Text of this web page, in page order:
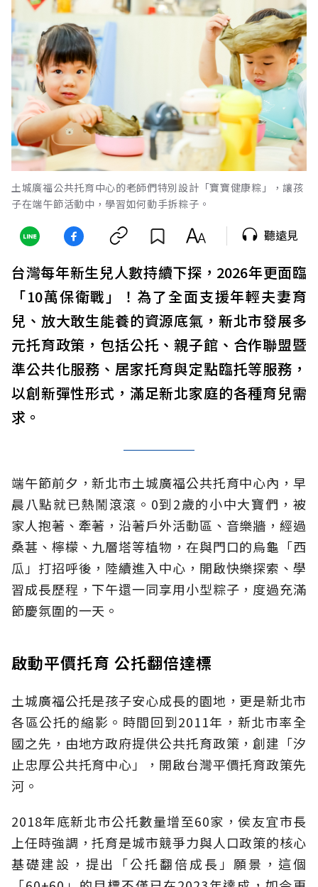
土城廣福公共托育中心的老師們特別設計「寶寶健康粽」，讓孩
子在端午節活動中，學習如何動手拆粽子。
聽遠見
台灣每年新生兒人數持續下探，2026年更面臨
「10萬保衛戰」！為了全面支援年輕夫妻育
兒、放大敢生能養的資源底氣，新北市發展多
元托育政策，包括公托、親子館、合作聯盟暨
準公共化服務、居家托育與定點臨托等服務，
以創新彈性形式，滿足新北家庭的各種育兒需
求。
端午節前夕，新北市土城廣福公共托育中心內，早
晨八點就已熱鬧滾滾。0到2歲的小中大寶們，被
家人抱著、牽著，沿著戶外活動區、音樂牆，經過
桑葚、檸檬、九層塔等植物，在與門口的烏龜「西
瓜」打招呼後，陸續進入中心，開啟快樂探索、學
習成長歷程，下午還一同享用小型粽子，度過充滿
節慶氛圍的一天。
啟動平價托育 公托翻倍達標
土城廣福公托是孩子安心成長的園地，更是新北市
各區公托的縮影。時間回到2011年，新北市率全
國之先，由地方政府提供公共托育政策，創建「汐
止忠厚公共托育中心」，開啟台灣平價托育政策先
河。
2018年底新北市公托數量增至60家，侯友宜市長
上任時強調，托育是城市競爭力與人口政策的核心
基礎建設，提出「公托翻倍成長」願景，這個